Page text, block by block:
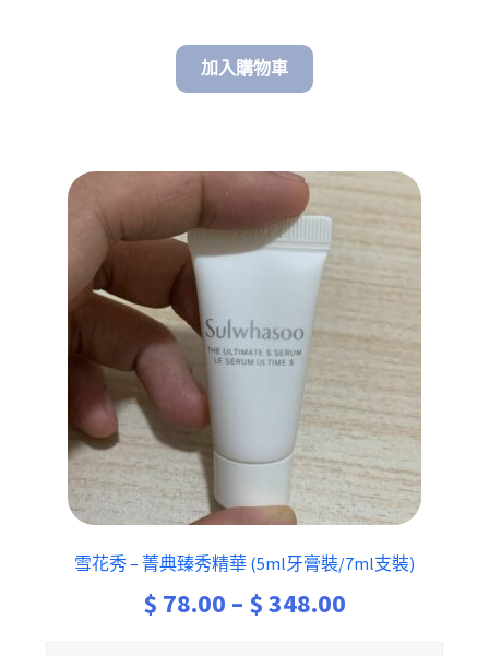
加入購物車
雪花秀 – 菁典臻秀精華 (5ml牙膏裝/7ml支裝)
$ 78.00 – $348.00